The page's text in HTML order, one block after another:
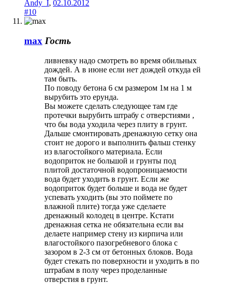
Andy_I, 02.10.2012
#10
max Гость
ливневку надо смотреть во время обильных
дождей. А в июне если нет дождей откуда ей
там быть.
По поводу бетона 6 см размером 1м на 1 м
вырубить это ерунда.
Вы можете сделать следующее там где
протечки вырубить штрабу с отверстиями ,
что бы вода уходила через плиту в грунт.
Дальше смонтировать дренажную сетку она
стоит не дорого и выполнить фальш стенку
из влагостойкого материала. Если
водоприток не большой и грунты под
плитой достаточной водопроницаемости
вода будет уходить в грунт. Если же
водоприток будет больше и вода не будет
успевать уходить (вы это поймете по
влажной плите) тогда уже сделаете
дренажный колодец в центре. Кстати
дренажная сетка не обязательна если вы
делаете например стену из кирпича или
влагостойкого пазогребневого блока с
зазором в 2-3 см от бетонных блоков. Вода
будет стекать по поверхности и уходить в по
штрабам в полу через проделанные
отверстия в грунт.